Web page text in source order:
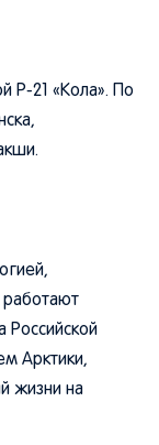
Р-21 «Кола». По
работают
Российской
Арктики,
жизни на